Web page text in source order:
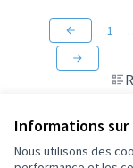
Informations
Nous utilisons des
1